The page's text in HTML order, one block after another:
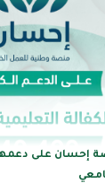
إحسان على